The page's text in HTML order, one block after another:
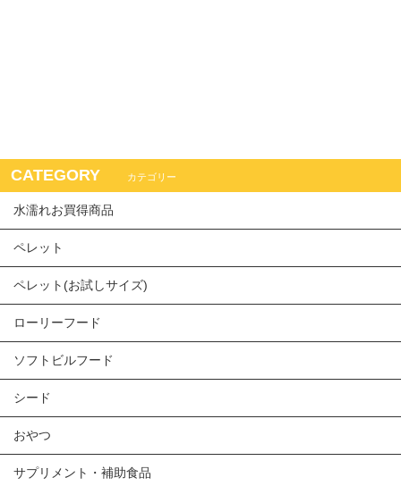
CATEGORY カテゴリー
水濡れお買得商品
ペレット
ペレット(お試しサイズ)
ローリーフード
ソフトビルフード
シード
おやつ
サプリメント・補助食品